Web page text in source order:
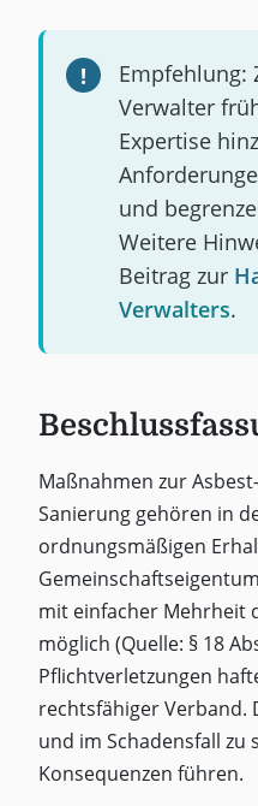
Empfehlung:
Verwalter
Expertise
und
Weitere
Beitrag zur
Verwalters.
Maßnahmen zur
Sanierung gehören in
ordnungsmäßigen
mit einfacher Mehrheit
möglich (Quelle: § 18
Pflichtverletzungen
rechtsfähiger Verband.
und im Schadensfall zu
Konsequenzen führen.